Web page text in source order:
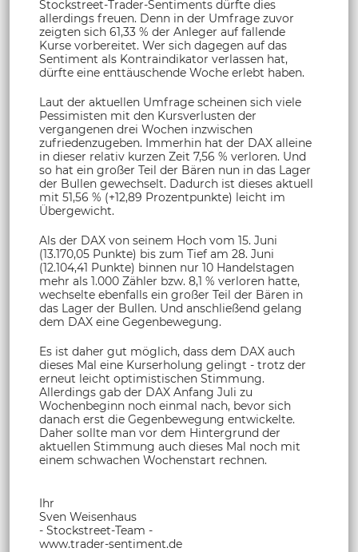
Stockstreet-Trader-Sentiments dürfte dies
allerdings freuen. Denn in der Umfrage zuvor
zeigten sich 61,33 % der Anleger auf fallende
Kurse vorbereitet. Wer sich dagegen auf das
Sentiment als Kontraindikator verlassen hat,
dürfte eine enttäuschende Woche erlebt haben.
Laut der aktuellen Umfrage scheinen sich viele
Pessimisten mit den Kursverlusten der
vergangenen drei Wochen inzwischen
zufriedenzugeben. Immerhin hat der DAX alleine
in dieser relativ kurzen Zeit 7,56 % verloren. Und
so hat ein großer Teil der Bären nun in das Lager
der Bullen gewechselt. Dadurch ist dieses aktuell
mit 51,56 % (+12,89 Prozentpunkte) leicht im
Übergewicht.
Als der DAX von seinem Hoch vom 15. Juni
(13.170,05 Punkte) bis zum Tief am 28. Juni
(12.104,41 Punkte) binnen nur 10 Handelstagen
mehr als 1.000 Zähler bzw. 8,1 % verloren hatte,
wechselte ebenfalls ein großer Teil der Bären in
das Lager der Bullen. Und anschließend gelang
dem DAX eine Gegenbewegung.
Es ist daher gut möglich, dass dem DAX auch
dieses Mal eine Kurserholung gelingt - trotz der
erneut leicht optimistischen Stimmung.
Allerdings gab der DAX Anfang Juli zu
Wochenbeginn noch einmal nach, bevor sich
danach erst die Gegenbewegung entwickelte.
Daher sollte man vor dem Hintergrund der
aktuellen Stimmung auch dieses Mal noch mit
einem schwachen Wochenstart rechnen.
Ihr
Sven Weisenhaus
- Stockstreet-Team -
www.trader-sentiment.de